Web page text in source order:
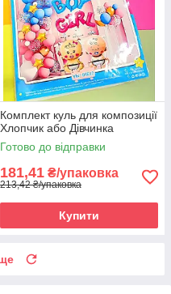
Комплект куль для композиції
Хлопчик або Дівчинка
Готово до відправки
181,41 ₴/упаковка
213,42 ₴/упаковка
Купити